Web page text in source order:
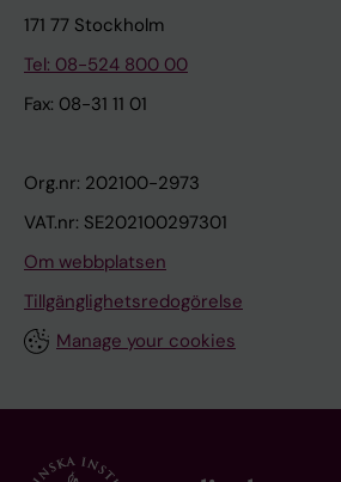
171 77 Stockholm
Tel: 08-524 800 00
Fax: 08-31 11 01
Org.nr: 202100-2973
VAT.nr: SE202100297301
Om webbplatsen
Tillgänglighetsredogörelse
Manage your cookies